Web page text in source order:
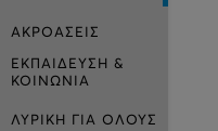
ΑΚΡΟΑΣΕΙΣ
ΕΚΠΑΙΔΕΥΣΗ &
ΚΟΙΝΩΝΙΑ
ΛΥΡΙΚΗ ΓΙΑ ΟΛΟΥΣ